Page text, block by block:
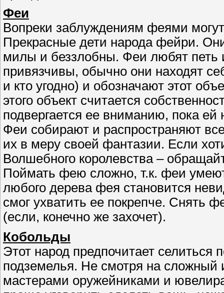
Феи
Вопреки заблуждениям феями
Прекрасные дети народа фейри.
милы и беззлобны. Феи любят петь
привязчивы, обычно они находят
и кто угодно) и обозначают этот
этого объект считается
подвергается ее вниманию, пока ей
Феи собирают и распространяют
их в меру своей фантазии. Если
Волшебного королевства –
Поймать фею сложно, т.к. феи
любого дерева фея становится
смог ухватить ее покрепче. Снять
(если, конечно же захочет).
Кобольды
Этот народ предпочитает
подземелья. Не смотря на сложный
мастерами оружейниками и